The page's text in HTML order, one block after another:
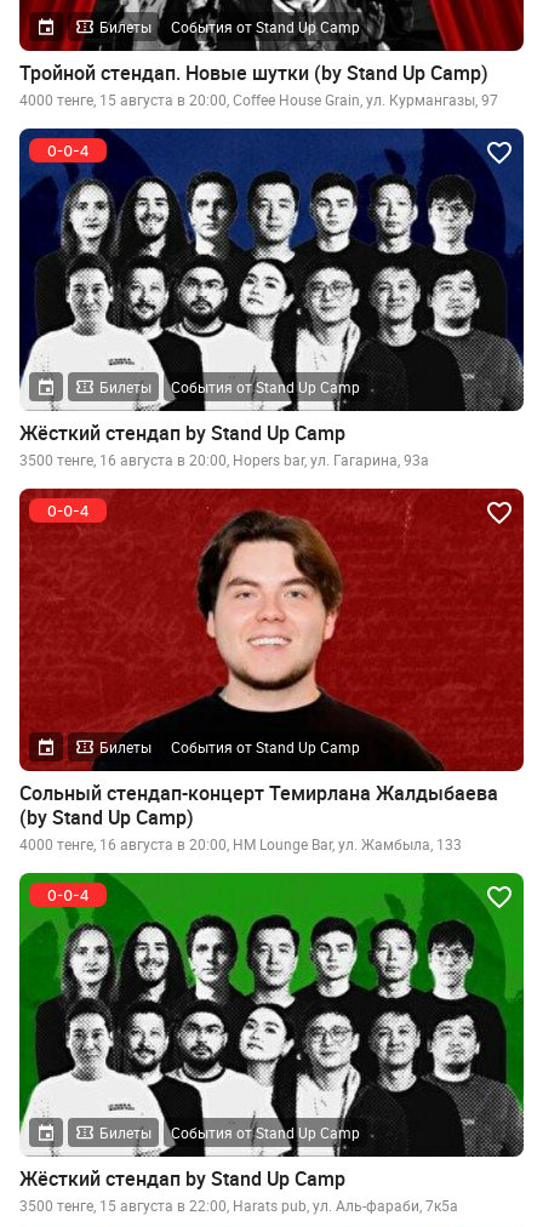
Билеты События от Stand Up Camp
Тройной стендап. Новые шутки (by Stand Up Camp)
4000 тенге, 15 августа в 20:00, Coffee House Grain, ул. Курмангазы, 97
Билеты События от Stand Up Camp
Жёсткий стендап by Stand Up Camp
3500 тенге, 16 августа в 20:00, Hopers bar, ул. Гагарина, 93а
Билеты События от Stand Up Camp
Сольный стендап-концерт Темирлана Жалдыбаева
(by Stand Up Camp)
4000 тенге, 16 августа в 20:00, HM Lounge Bar, ул. Жамбыла, 133
Билеты События от Stand Up Camp
Жёсткий стендап by Stand Up Camp
3500 тенге, 15 августа в 22:00, Harats pub, ул. Аль-фараби, 7к5а